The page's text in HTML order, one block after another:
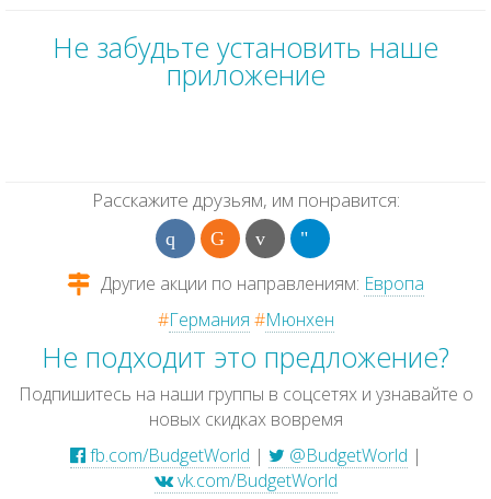
Не забудьте установить наше
приложение
Расскажите друзьям, им понравится:
Другие акции по направлениям: Европа
#Германия #Мюнхен
Не подходит это предложение?
Подпишитесь на наши группы в соцсетях и узнавайте о
новых скидках вовремя
fb.com/BudgetWorld | @BudgetWorld |
vk.com/BudgetWorld